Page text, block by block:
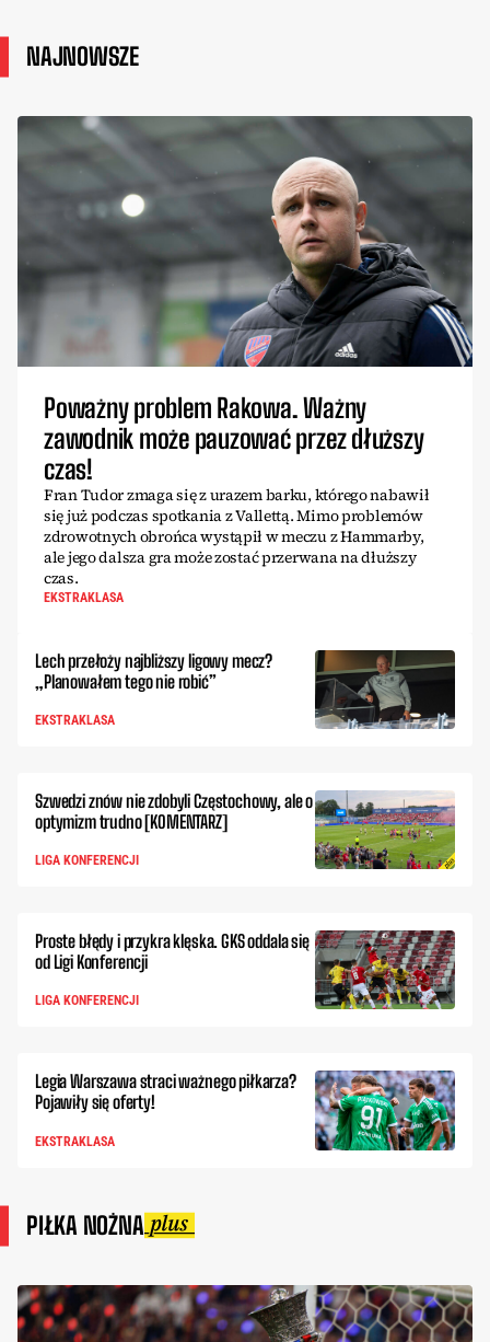
NAJNOWSZE
Poważny problem Rakowa. Ważny
zawodnik może pauzować przez dłuższy
czas!
Fran Tudor zmaga się z urazem barku, którego nabawił
się już podczas spotkania z Vallettą. Mimo problemów
zdrowotnych obrońca wystąpił w meczu z Hammarby,
ale jego dalsza gra może zostać przerwana na dłuższy
czas.
EKSTRAKLASA
Lech przełoży najbliższy ligowy mecz?
„Planowałem tego nie robić”
EKSTRAKLASA
Szwedzi znów nie zdobyli Częstochowy, ale o
optymizm trudno [KOMENTARZ]
LIGA KONFERENCJI
Proste błędy i przykra klęska. GKS oddala się
od Ligi Konferencji
LIGA KONFERENCJI
Legia Warszawa straci ważnego piłkarza?
Pojawiły się oferty!
EKSTRAKLASA
PIŁKA NOŻNA